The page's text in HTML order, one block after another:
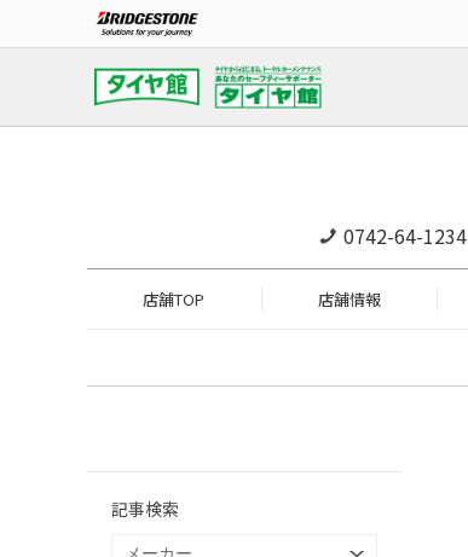
0742-64-1234
店舗TOP 店舗情報
記事検索